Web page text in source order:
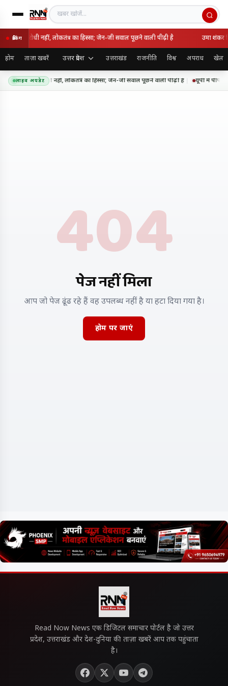
खबर खोजें
ब्रेकिंग
राष्ट्रविरोधी नहीं, लोकतंत्र का हिस्सा; जेन-जी सवाल पूछने वाली पीढ़ी है उमा शंकर
होम ताज़ा खबरें उत्तर प्रदेश उत्तराखंड राजनीति विश्व अपराध खेल
लाइव अपडेट
आंदोलन राष्ट्रविरोधी नहीं, लोकतंत्र का हिस्सा; जेन-जी सवाल पूछने वाली पीढ़ी है यूपी में
404
पेज नहीं मिला
आप जो पेज ढूंढ रहे हैं वह उपलब्ध नहीं है या हटा दिया गया है।
होम पर जाएं
Read Now News एक डिजिटल समाचार पोर्टल है जो उत्तर
प्रदेश, उत्तराखंड और देश-दुनिया की ताज़ा खबरें आप तक पहुंचाता
है।